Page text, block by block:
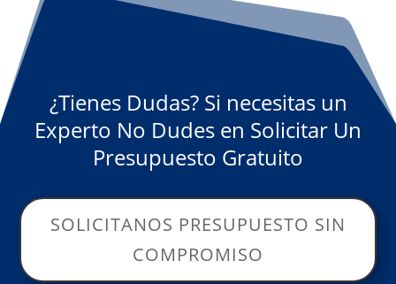
¿Tienes Dudas? Si necesitas un
Experto No Dudes en Solicitar Un
Presupuesto Gratuito
SOLICITANOS PRESUPUESTO SIN
COMPROMISO